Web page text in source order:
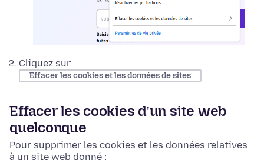
Cliquez sur
Effacer les cookies et les données de sites
Effacer les cookies d’un site web
quelconque
Pour supprimer les cookies et les données relatives
à un site web donné :